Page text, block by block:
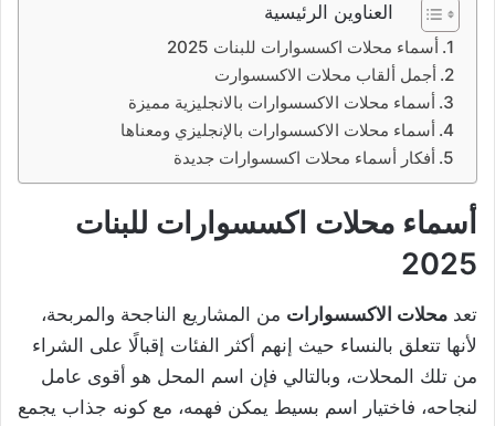
العناوين الرئيسية
أسماء محلات اكسسوارات للبنات 2025
أجمل ألقاب محلات الاكسسوارت
أسماء محلات الاكسسوارات بالانجليزية مميزة
أسماء محلات الاكسسوارات بالإنجليزي ومعناها
أفكار أسماء محلات اكسسوارات جديدة
أسماء محلات اكسسوارات للبنات
2025
تعد محلات الاكسسوارات من المشاريع الناجحة والمربحة،
لأنها تتعلق بالنساء حيث إنهم أكثر الفئات إقبالًا على الشراء
من تلك المحلات، وبالتالي فإن اسم المحل هو أقوى عامل
لنجاحه، فاختيار اسم بسيط يمكن فهمه، مع كونه جذاب يجمع